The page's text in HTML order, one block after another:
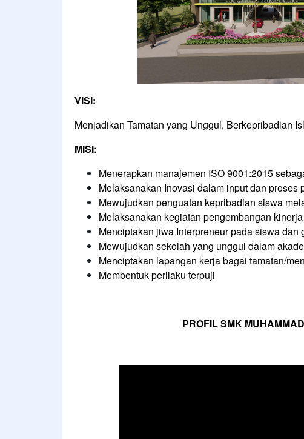
VISI:
Menjadikan Tamatan yang Unggul, Berkepribadian
MISI:
Menerapkan manajemen ISO 9001:2015
Melaksanakan Inovasi dalam input dan proses
Mewujudkan penguatan kepribadian siswa
Melaksanakan kegiatan pengembangan
Menciptakan jiwa Interpreneur pada siswa dan
Mewujudkan sekolah yang unggul dalam
Menciptakan lapangan kerja bagai tamatan/
Membentuk perilaku terpuji
PROFIL SMK